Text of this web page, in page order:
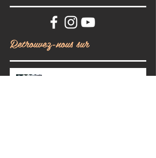
Retrouvez-nous sur
De Hardelot à Maubeuge : Horacio du Paradis